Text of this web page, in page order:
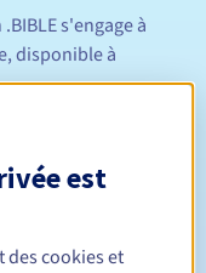
s'engage à
disponible à
est
des cookies et